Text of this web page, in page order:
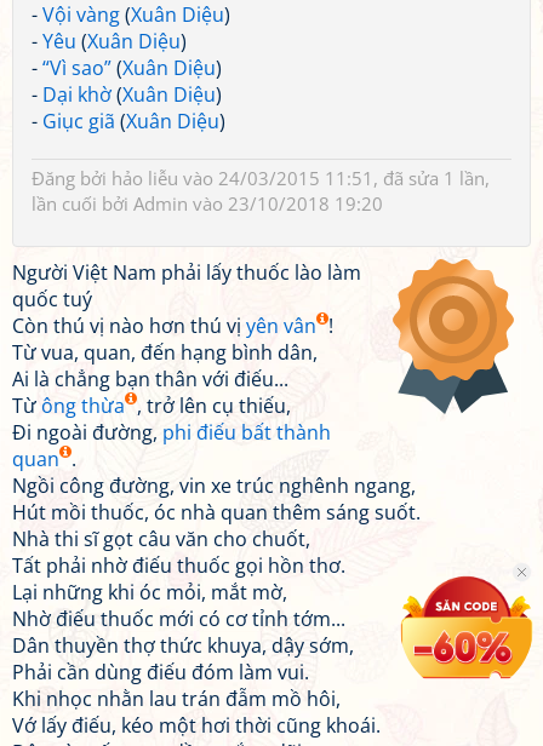
-Vội vàng(Xuân Diệu)
-Yêu (Xuân Diệu)
-“Vì sao”(Xuân Diệu)
- Dại khờ(Xuân Diệu)
- Giục giã (Xuân Diệu)
Đăng bởi hảo liễu vào 24/03/2015 11:51, đã sửa 1 lần,
lần cuối bởi Admin vào 23/10/2018 19:20
Người Việt Nam phải lấy thuốc lào làm
quốc tuý
Còn thú vị nào hơn thú vị yên vân !
Từ vua, quan, đến hạng bình dân,
Ai là chẳng bạn thân với điếu...
Từ ông thừa , trở lên cụ thiếu,
Đi ngoài đường, phi điếu bất thành
quan .
Ngồi công đường, vin xe trúc nghênh ngang,
Hút mồi thuốc, óc nhà quan thêm sáng suốt.
Nhà thi sĩ gọt câu văn cho chuốt,
Tất phải nhờ điếu thuốc gọi hồn thơ.
Lại những khi óc mỏi, mắt mờ,
Nhờ điếu thuốc mới có cơ tỉnh tớm...
Dân thuyền thợ thức khuya, dậy sớm,
Phải cần dùng điếu đóm làm vui.
Khi nhọc nhằn lau trán đẫm mồ hôi,
Vớ lấy điếu, kéo một hơi thời cũng khoái.